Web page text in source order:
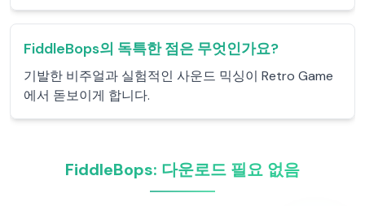
FiddleBops의 독특한 점은 무엇인가요?
기발한 비주얼과 실험적인 사운드 믹싱이 Retro Game
에서 돋보이게 합니다.
FiddleBops: 다운로드 필요 없음